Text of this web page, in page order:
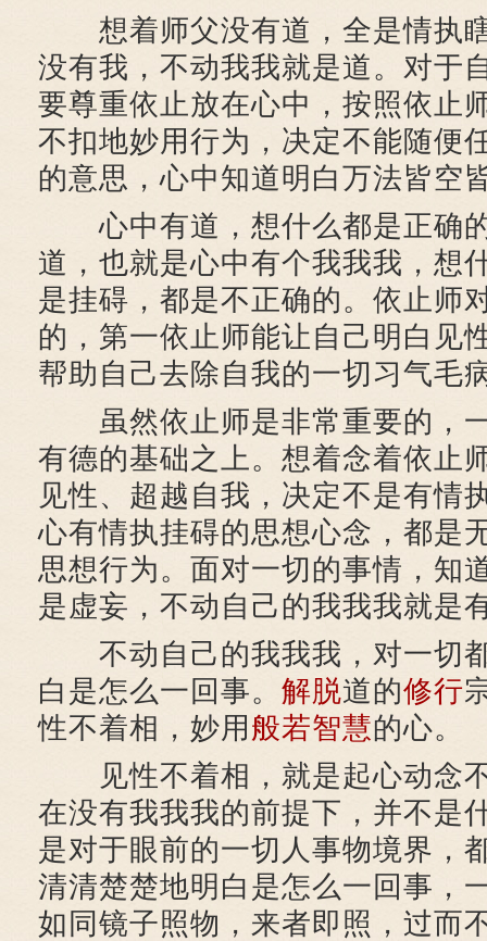
想着师父没有道，全是情执
没有我，不动我我就是道。对于
要尊重依止放在心中，按照依止
不扣地妙用行为，决定不能随便
的意思，心中知道明白万法皆空
心中有道，想什么都是正确
道，也就是心中有个我我我，想
是挂碍，都是不正确的。依止师
的，第一依止师能让自己明白见
帮助自己去除自我的一切习气毛
虽然依止师是非常重要的，
有德的基础之上。想着念着依止
见性、超越自我，决定不是有情
心有情执挂碍的思想心念，都是
思想行为。面对一切的事情，知
是虚妄，不动自己的我我我就是
不动自己的我我我，对一切
白是怎么一回事。 解脱道的修行
性不着相，妙用 般若智慧的心。
见性不着相，就是起心动念
在没有我我我的前提下，并不是
是对于眼前的一切人事物境界，
清清楚楚地明白是怎么一回事，
如同镜子照物，来者即照，过而